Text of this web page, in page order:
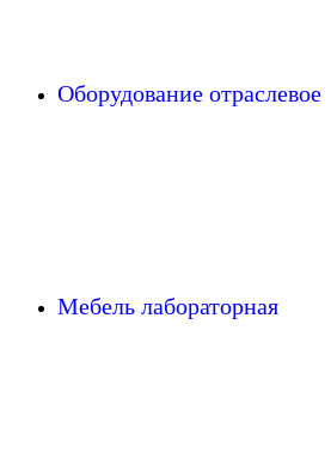
Оборудование отраслевое
Мебель лабораторная